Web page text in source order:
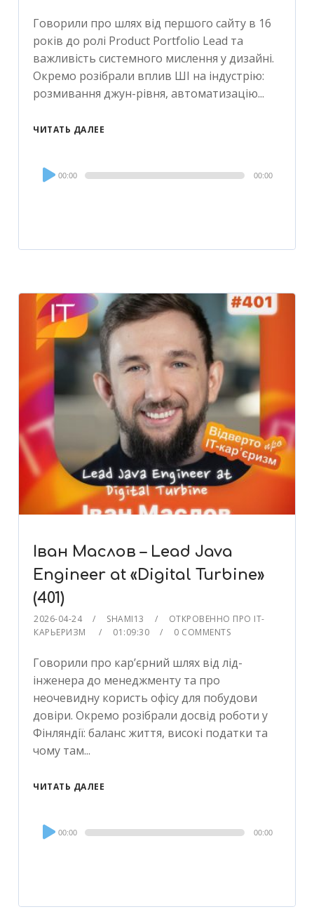
Говорили про шлях від першого сайту в 16
років до ролі Product Portfolio Lead та
важливість системного мислення у дизайні.
Окремо розібрали вплив ШІ на індустрію:
розмивання джун-рівня, автоматизацію...
ЧИТАТЬ ДАЛЕЕ
Audio
Player
00:00 00:00
Iван Маслов – Lead Java
Engineer at «Digital Turbine»
(401)
2026-04-24 SHAMI13
ОТКРОВЕННО ПРО IT-
КАРЬЕРИЗМ
01:09:30 0 COMMENTS
Говорили про кар’єрний шлях від лід-
інженера до менеджменту та про
неочевидну користь офісу для побудови
довіри. Окремо розібрали досвід роботи у
Фінляндії: баланс життя, високі податки та
чому там...
ЧИТАТЬ ДАЛЕЕ
Audio
Player
00:00 00:00